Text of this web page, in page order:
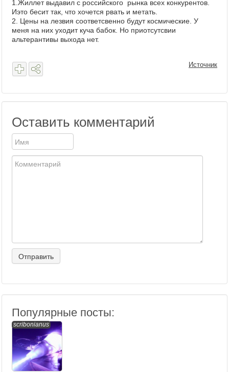
1.Жиллет выдавил с российского рынка всех конкурентов.
Иэто бесит так, что хочется рвать и метать.
2. Цены на лезвия соответсвенно будут космические. У
меня на них уходит куча бабок. Но приотсутсвии
альтерантивы выхода нет.
Источник
Оставить комментарий
Популярные посты:
scribonianus